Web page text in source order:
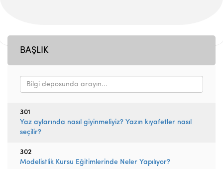
BAŞLIK
301
Yaz aylarında nasıl giyinmeliyiz? Yazın kıyafetler nasıl
seçilir?
302
Modelistlik Kursu Eğitimlerinde Neler Yapılıyor?